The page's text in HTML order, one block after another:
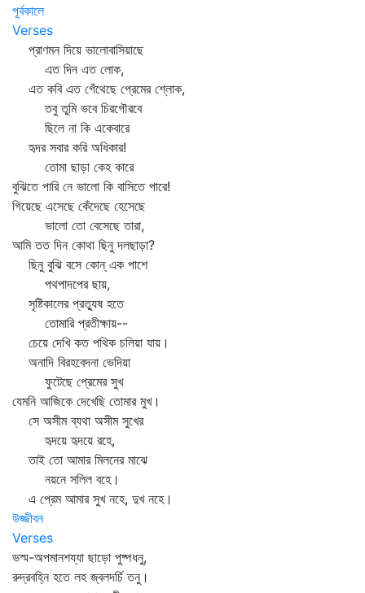
পূর্বকালে
Verses
প্রাণমন দিয়ে ভালোবাসিয়াছে
এত দিন এত লোক,
এত কবি এত গেঁথেছে প্রেমের শ্লোক,
তবু তুমি ভবে চিরগৌরবে
ছিলে না কি একেবারে
হৃদর সবার করি অধিকার!
তোমা ছাড়া কেহ কারে
বুঝিতে পারি নে ভালো কি বাসিতে পারে!
গিয়েছে এসেছে কেঁদেছে হেসেছে
ভালো তো বেসেছে তারা,
আমি তত দিন কোথা ছিনু দলছাড়া?
ছিনু বুঝি বসে কোন্‌ এক পাশে
পথপাদপের ছায়,
সৃষ্টিকালের প্রত্যুষ হতে
তোমারি প্রতীক্ষায়--
চেয়ে দেখি কত পথিক চলিয়া যায়।
অনাদি বিরহবেদনা ভেদিয়া
ফুটেছে প্রেমের সুখ
যেমনি আজিকে দেখেছি তোমার মুখ।
সে অসীম ব্যথা অসীম সুখের
হৃদয়ে হৃদয়ে রহে,
তাই তো আমার মিলনের মাঝে
নয়নে সলিল বহে।
এ প্রেম আমার সুখ নহে, দুখ নহে।
উজ্জীবন
Verses
ভস্ম-অপমানশয্যা ছাড়ো পুষ্পধনু,
রুদ্রবহ্নি হতে লহ জ্বলদর্চি তনু।